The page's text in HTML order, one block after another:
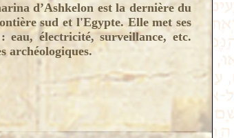
d’Ashkelon est la dernière du
sud et l'Egypte. Elle met ses
eau, électricité, surveillance, etc.
archéologiques.